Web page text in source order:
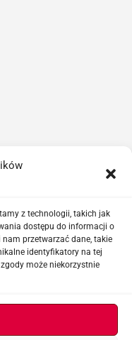
z technologii, takich jak
dostępu do informacji o
przetwarzać dane, takie
identyfikatory na tej
może niekorzystnie